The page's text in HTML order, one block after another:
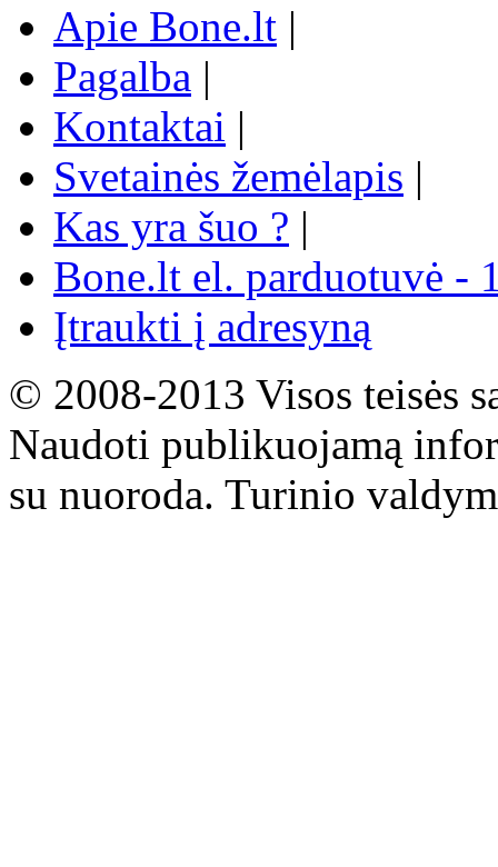
Apie Bone.lt |
Pagalba |
Kontaktai |
Svetainės žemėlapis |
Kas yra šuo ? |
Bone.lt el. parduotuvė -
Įtraukti į adresyną
© 2008-2013 Visos teisės
Naudoti publikuojamą
su nuoroda. Turinio